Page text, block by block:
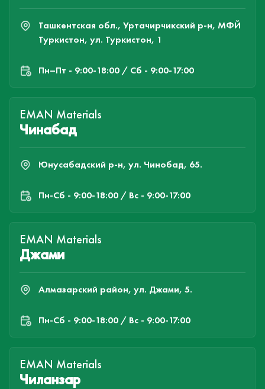
Ташкентская обл., Уртачирчикский р-н, МФЙ
Туркистон, ул. Туркистон, 1
Пн–Пт - 9:00-18:00 / Сб - 9:00-17:00
EMAN Materials
Чинабад
Юнусабадский р-н, ул. Чинобад, 65.
Пн-Cб - 9:00-18:00 / Вс - 9:00-17:00
EMAN Materials
Джами
Алмазарский район, ул. Джами, 5.
Пн-Cб - 9:00-18:00 / Вс - 9:00-17:00
EMAN Materials
Чиланзар